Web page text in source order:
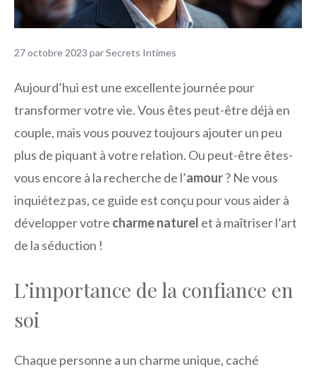
27 octobre 2023 parSecrets Intimes
Aujourd’hui est une excellente journée pour
transformer votre vie. Vous êtes peut-être déjà en
couple, mais vous pouvez toujours ajouter un peu
plus de piquant à votre relation. Ou peut-être êtes-
vous encore à la recherche de l’amour? Ne vous
inquiétez pas, ce guide est conçu pour vous aider à
développer votre charme naturel et à maîtriser l’art
de la séduction !
L’importance de la confiance en
soi
Chaque personne a un charme unique, caché